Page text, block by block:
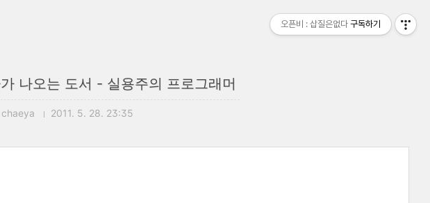
나오는 도서 - 실용주의 프로그래머
chaeya 2011. 5. 28. 23:35
오픈비 : 삽질은없다 구독하기